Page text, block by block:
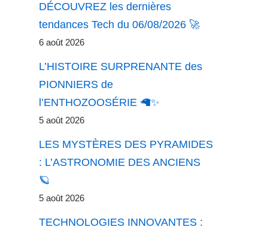
DÉCOUVREZ les dernières
tendances Tech du 06/08/2026 🚀
6 août 2026
L’HISTOIRE SURPRENANTE des
PIONNIERS de
l’ENTHOZOOSÉRIE 🦙✨
5 août 2026
LES MYSTÈRES DES PYRAMIDES
: L’ASTRONOMIE DES ANCIENS
🪐
5 août 2026
TECHNOLOGIES INNOVANTES :